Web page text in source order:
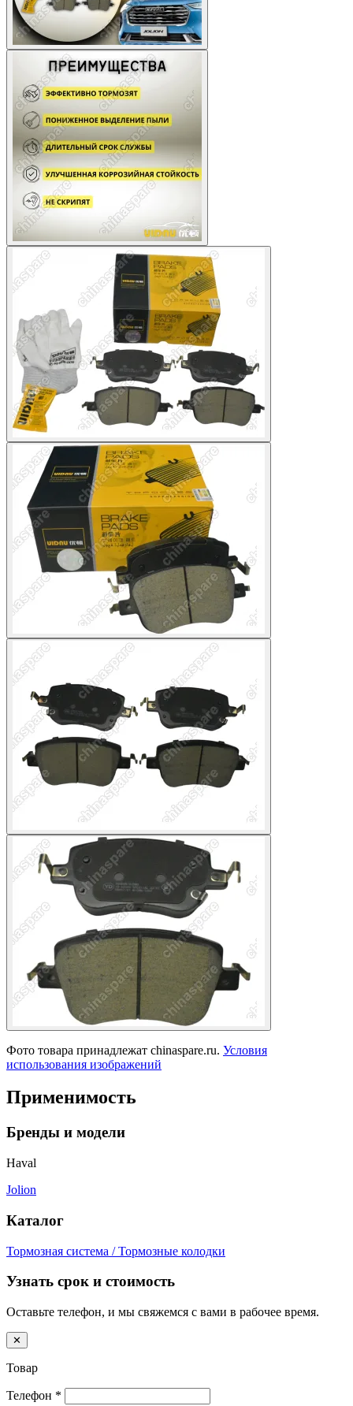
Фото товара принадлежат chinaspare.ru. Условия
использования изображений
Применимость
Бренды и модели
Haval
Jolion
Каталог
Тормозная система / Тормозные колодки
Узнать срок и стоимость
Оставьте телефон, и мы свяжемся с вами в рабочее время.
✕
Товар
Телефон *